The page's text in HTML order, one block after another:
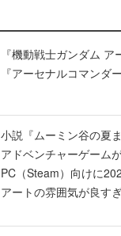
『機動戦士ガンダム
『アーセナルコマンダ
小説『ムーミン谷の夏
アドベンチャーゲーム
PC（Steam）向けに
アートの雰囲気が良す